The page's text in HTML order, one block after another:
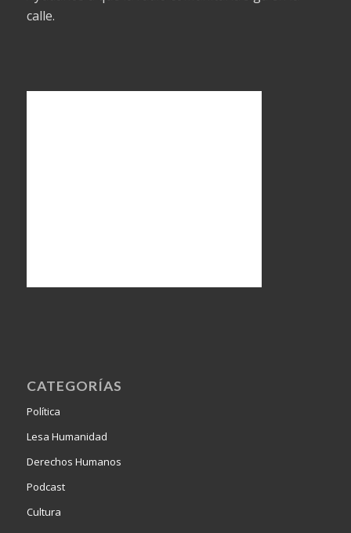
calle.
CATEGORÍAS
Política
Lesa Humanidad
Derechos Humanos
Podcast
Cultura